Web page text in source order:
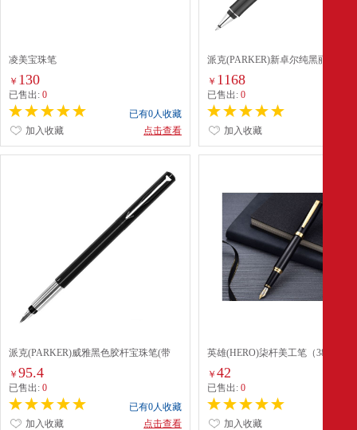
凌美宝珠笔
￥ 130
已售出: 0
已有0人收藏
点击查看
加入收藏
派克(PARKER)新卓尔纯黑丽雅白
￥ 1168
已售出:0
加入收藏
派克(PARKER)威雅黑色胶杆宝珠笔(带
￥ 95.4
已售出: 0
已有0人收藏
点击查看
加入收藏
英雄(HERO)柒杆美工笔（382） 配
￥42
已售出:0
加入收藏